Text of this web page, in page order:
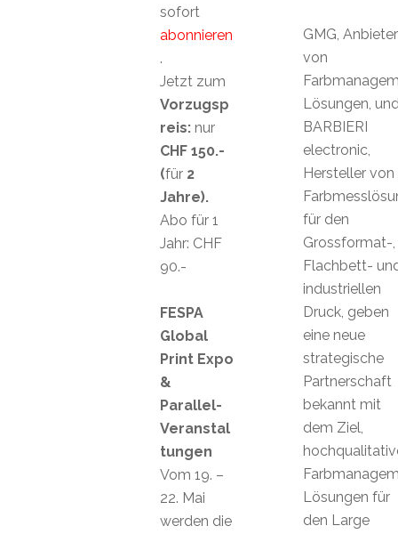
GMG, Anbieter
von
Lösungen,
BARBIERI
electronic,
Hersteller von
für den
Grossformat-,
Flachbett-
industriellen
Druck, geben
eine neue
strategische
Partnerschaft
bekannt mit
dem Ziel,
Lösungen für
den Large
sofort
abonnieren
.
Jetzt zum
Vorzugsp
reis: nur
CHF 150.-
(für 2
Jahre).
Abo für 1
Jahr: CHF
90.-
FESPA
Global
Print Expo
&
Parallel-
Veranstal
tungen
Vom 19. –
22. Mai
werden die